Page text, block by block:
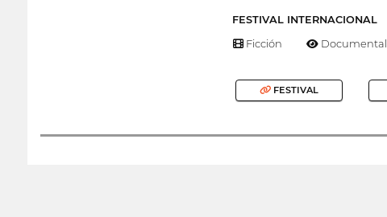
FESTIVAL INTERNACIONAL
Ficción Documental
FESTIVAL